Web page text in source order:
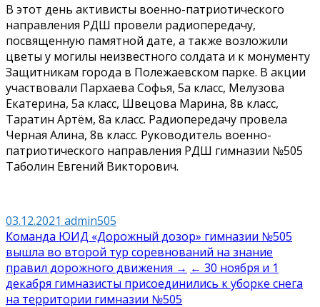
В этот день активисты военно-патриотического
направления РДШ провели радиопередачу,
посвященную памятной дате, а также возложили
цветы у могилы неизвестного солдата и к монументу
Защитникам города в Полежаевском парке. В акции
участвовали Пархаева Софья, 5а класс, Мелузова
Екатерина, 5а класс, Швецова Марина, 8в класс,
Таратин Артём, 8а класс. Радиопередачу провела
Черная Алина, 8в класс. Руководитель военно-
патриотического направления РДШ гимназии №505
Таболин Евгений Викторович.
03.12.2021 admin505
Навигация
по
записям
Команда ЮИД «Дорожный дозор» гимназии №505
вышла во второй тур соревнований на знание
правил дорожного движения → ← 30 ноября и 1
декабря гимназисты присоединились к уборке снега
на территории гимназии №505